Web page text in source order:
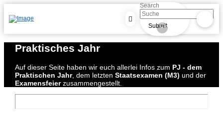
Search
Submit
Clear
Praktisches Jahr
Auf dieser Seite haben wir euch allerlei Infos zum PJ - dem
Praktischen Jahr, dem letzten Staatsexamen (M3) und der
Examensfeierzusammengestellt.